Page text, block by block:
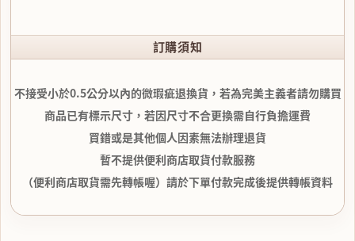
訂購須知
不接受小於0.5公分以內的微瑕疵退換貨，若為完美主義者請勿購買
商品已有標示尺寸，若因尺寸不合更換需自行負擔運費
買錯或是其他個人因素無法辦理退貨
暫不提供便利商店取貨付款服務
（便利商店取貨需先轉帳喔）請於下單付款完成後提供轉帳資料